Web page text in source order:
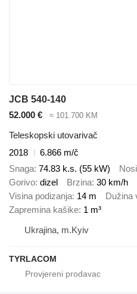
JCB 540-140
52.000 €
≈ 101.700 KM
Teleskopski utovarivač
2018
6.866 m/č
Snaga 74.83 k.s. (55 kW)
Gorivo dizel Brzina 30 km/h
Visina podizanja 14 m Dužina
Zapremina kašike 1 m³
Ukrajina, m.Kyiv
TYRLACOM